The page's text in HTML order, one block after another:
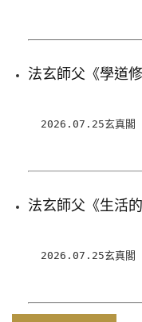
法玄師父《學道修
2026.07.25玄真
法玄師父《生活的
2026.07.25玄